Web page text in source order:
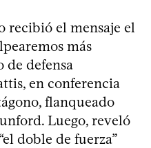
recibió el mensaje el
más
de defensa
en conferencia
flanqueado
Luego, reveló
doble de fuerza”